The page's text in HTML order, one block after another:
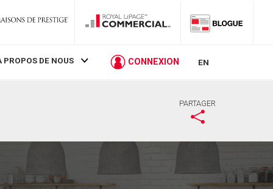
PROPOS DE NOUS CONNEXION EN
PARTAGER